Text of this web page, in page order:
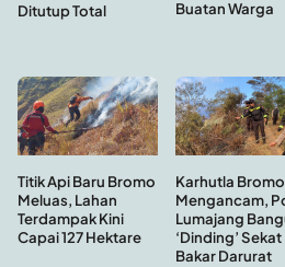
Ditutup Total
Buatan Warga
Titik Api Baru Bromo
Meluas, Lahan
Terdampak Kini
Capai 127 Hektare
Karhutla Bromo
Mengancam,
Lumajang
‘Dinding’ Sekat
Bakar Darurat